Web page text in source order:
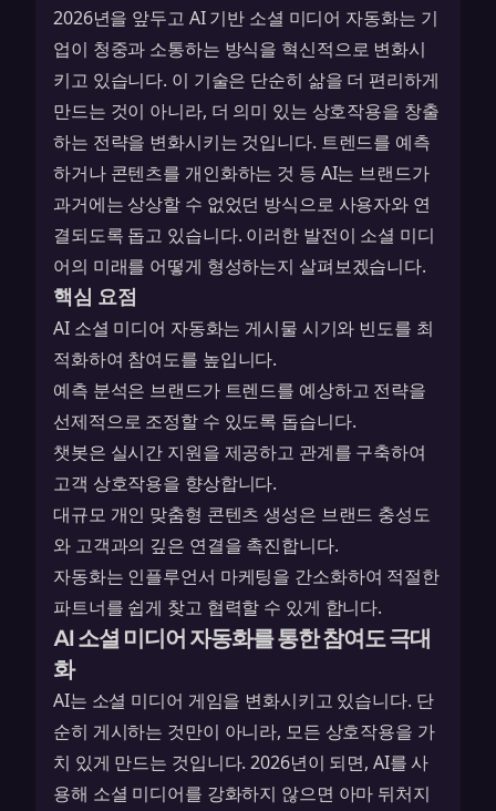
2026년을 앞두고 AI 기반 소셜 미디어 자동화는 기
업이 청중과 소통하는 방식을 혁신적으로 변화시
키고 있습니다. 이 기술은 단순히 삶을 더 편리하게
만드는 것이 아니라, 더 의미 있는 상호작용을 창출
하는 전략을 변화시키는 것입니다. 트렌드를 예측
하거나 콘텐츠를 개인화하는 것 등 AI는 브랜드가
과거에는 상상할 수 없었던 방식으로 사용자와 연
결되도록 돕고 있습니다. 이러한 발전이 소셜 미디
어의 미래를 어떻게 형성하는지 살펴보겠습니다.
핵심 요점
AI 소셜 미디어 자동화는 게시물 시기와 빈도를 최
적화하여 참여도를 높입니다.
예측 분석은 브랜드가 트렌드를 예상하고 전략을
선제적으로 조정할 수 있도록 돕습니다.
챗봇은 실시간 지원을 제공하고 관계를 구축하여
고객 상호작용을 향상합니다.
대규모 개인 맞춤형 콘텐츠 생성은 브랜드 충성도
와 고객과의 깊은 연결을 촉진합니다.
자동화는 인플루언서 마케팅을 간소화하여 적절한
파트너를 쉽게 찾고 협력할 수 있게 합니다.
AI 소셜 미디어 자동화를 통한 참여도 극대
화
AI는 소셜 미디어 게임을 변화시키고 있습니다. 단
순히 게시하는 것만이 아니라, 모든 상호작용을 가
치 있게 만드는 것입니다. 2026년이 되면, AI를 사
용해 소셜 미디어를 강화하지 않으면 아마 뒤처지